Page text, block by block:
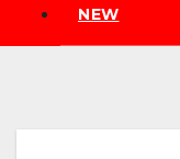
NEW